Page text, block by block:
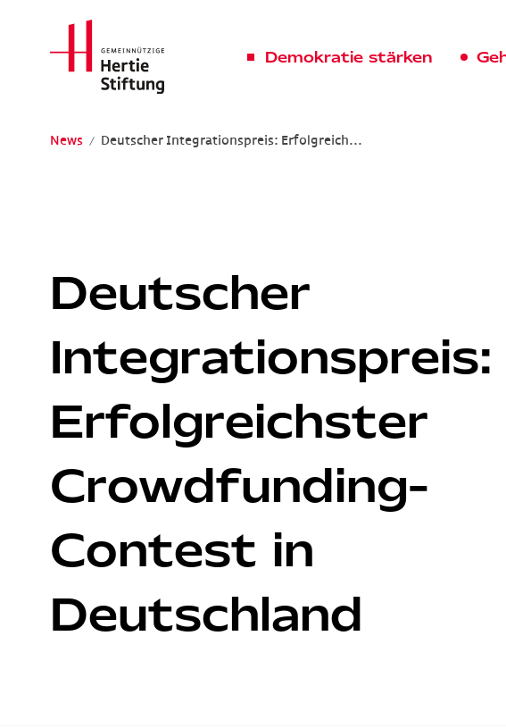
Hertie Stiftung Logo
Demokratie stärken
News Deutscher Integrationspreis: Erfolgreich...
Deutscher
Integrationspreis:
Erfolgreichster
Crowdfunding-
Contest in
Deutschland